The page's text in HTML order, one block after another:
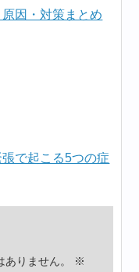
因・対策まとめ
で起こる5つの症
りません。
※